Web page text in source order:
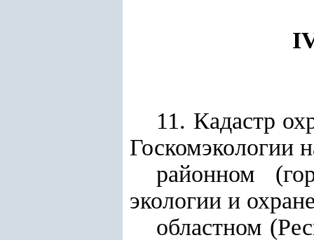
11. Кадастр
Госкомэкологии
районном
экологии и
областном